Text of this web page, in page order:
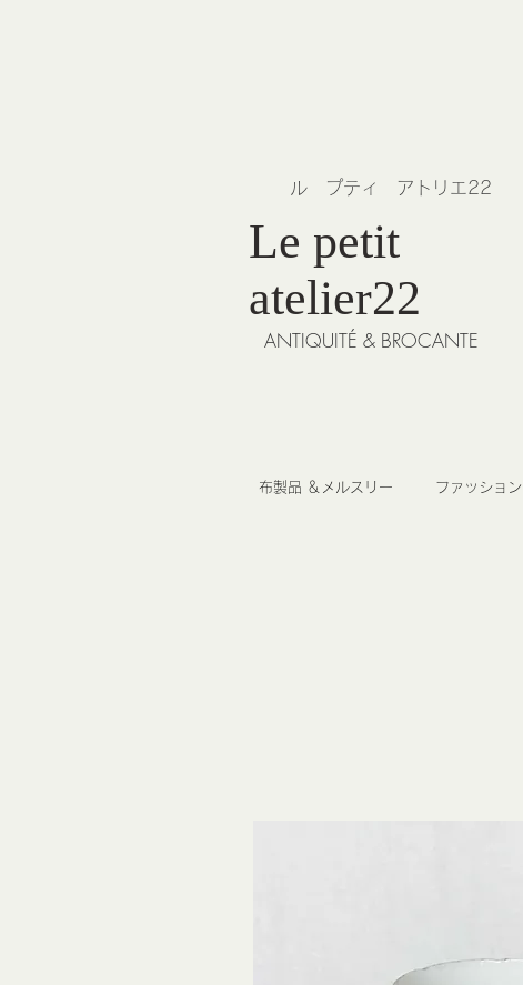
​ル プティ アトリエ22
Le petit
atelier22
ANTIQUITÉ & BROCANTE
布製品 ＆メルスリー ファッション